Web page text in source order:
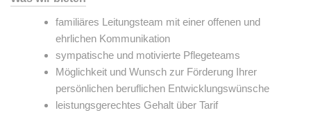
familiäres Leitungsteam mit einer offenen und
ehrlichen Kommunikation
sympatische und motivierte Pflegeteams
Möglichkeit und Wunsch zur Förderung Ihrer
persönlichen beruflichen Entwicklungswünsche
leistungsgerechtes Gehalt über Tarif